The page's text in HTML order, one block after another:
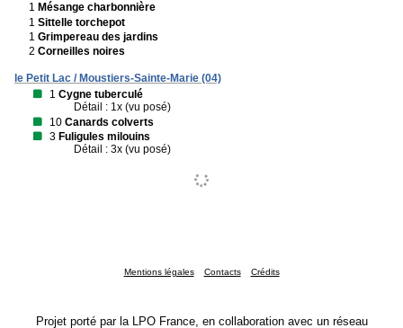
1 Mésange charbonnière
1 Sittelle torchepot
1 Grimpereau des jardins
2 Corneilles noires
le Petit Lac / Moustiers-Sainte-Marie (04)
1 Cygne tuberculé
Détail : 1x (vu posé)
10 Canards colverts
3 Fuligules milouins
Détail : 3x (vu posé)
Mentions légales Contacts Crédits
Projet porté par la LPO France, en collaboration avec un réseau